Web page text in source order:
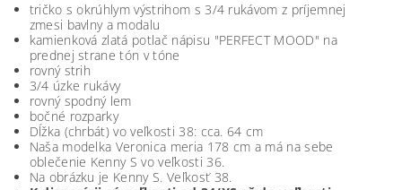
tričko s okrúhlym výstrihom s 3/4 rukávom z príjemnej
zmesi bavlny a modalu
kamienková zlatá potlač nápisu "PERFECT MOOD" na
prednej strane tón v tóne
rovný strih
3/4 úzke rukávy
rovný spodný lem
bočné rozparky
Dĺžka (chrbát) vo veľkosti 38: cca. 64 cm
Naša modelka Veronica meria 178 cm a má na sebe
oblečenie Kenny S vo veľkosti 36.
Na obrázku je Kenny S. Veľkosť 38.